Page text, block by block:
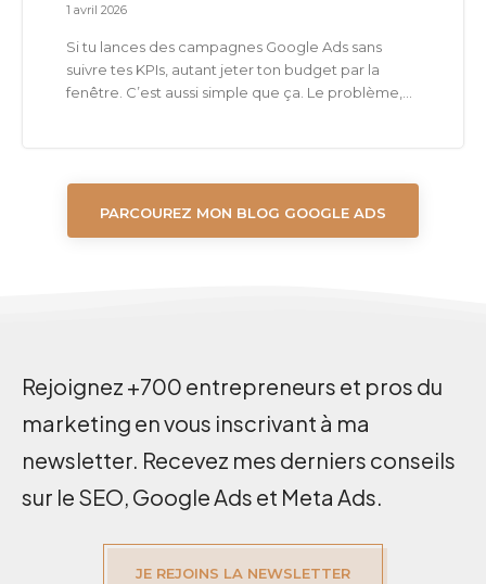
1 avril 2026
Si tu lances des campagnes Google Ads sans
suivre tes KPIs, autant jeter ton budget par la
fenêtre. C’est aussi simple que ça. Le problème,...
PARCOUREZ MON BLOG GOOGLE ADS
Rejoignez +700 entrepreneurs et pros du
marketing en vous inscrivant à ma
newsletter. Recevez mes derniers conseils
sur le SEO, Google Ads et Meta Ads.
JE REJOINS LA NEWSLETTER